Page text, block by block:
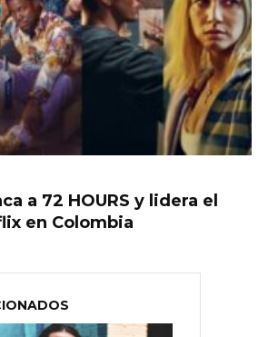
a 72 HOURS y lidera el
en Colombia